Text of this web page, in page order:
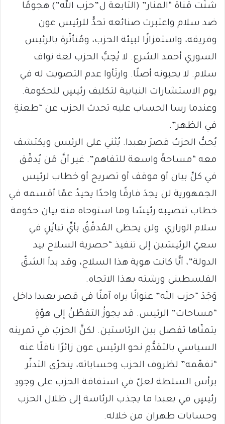
شنّت قناة “المنار” (التابعة ل”حزب الله”) هجومًا
ضد سلام واعتبرت صنائعه تحدٍّ للرئيس عون
وفريقه، واستفزازًا لبيئة الحزب، ومُتأثّرة بالرئيس
السوري أحمد الشرع. لا يُحِبُّ الحزب لغة نواف
سلام. لا يحبونه أصلًا. وارتَأوا عدم التصويت له في
يوم الاستشارات النيابية لتكليف رئيسٍ للحكومة.
وعندما رسا الحساب عليه تحدث الحزب عن “طعنةٍ
في الظهر”.
يُحبُّ الحزبُ قصرَ بعبدا. يُثني على الرئيس ويكتشف
معه “مساحةً واسعة للتفاهم”. غير أنَّ مَن يُدقّق
في كلِّ بيان أو موقف أو تصريح أو خطاب لرئيس
الجمهورية لن يجدَ فارقًا واحدًا يحيدُ عمّا أقسمه في
خطاب تنصيبه رئيسًا وما استوحاه منه بيان حكومة
سلام الوزاري. ولن يحظى المُدقّقُ بأيِّ تبايُنٍ في
سعيّ الرئيسَين إلى تنفيذ “حصرية السلاح بيد
الدولة”، أيًّا كانت هوية هذا السلاح، وقد بدأ الشقّ
الفلسطيني ورشته بهذا الاتجاه.
وَجَدَ “حزب الله” عنوانًا يراه آمنًا في قصر بعبدا داخل
“مساحات” الرئيس. قد يجوزُ التفطّنُ إلى هوّةٍ
يتمنّاها تفصل بين الرئاستين. لكنَّ الحزبَ في تمرينه
السياسي بالتقدُّمِ نحو الرئيس عون زائرًا ناقلًا عنه
“تفهّمه” لظروف الحزب وحساباته، يتحرّى التدثّر
برأس السلطة لعلّ في استفاقة الحزب على وجودِ
رئيسٍ في بعبدا ما يجذب الرئاسة إلى ظلال الحزب
وحسابات طهران من خلاله.